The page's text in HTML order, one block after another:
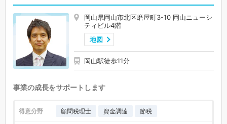
岡山県岡山市北区磨屋町3-10 岡山ニューシ
ティビル4階
地図
岡山駅徒歩11分
事業の成長をサポートします
得意分野 顧問税理士 資金調達 節税